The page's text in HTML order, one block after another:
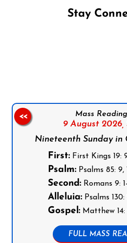
Stay
Mass
9 August 2026,
Nineteenth Sunday in
First: First Kings 19:
Psalm: Psalms 85: 9,
Second: Romans 9:
Alleluia: Psalms 130:
Gospel: Matthew 14:
FULL MASS
<<